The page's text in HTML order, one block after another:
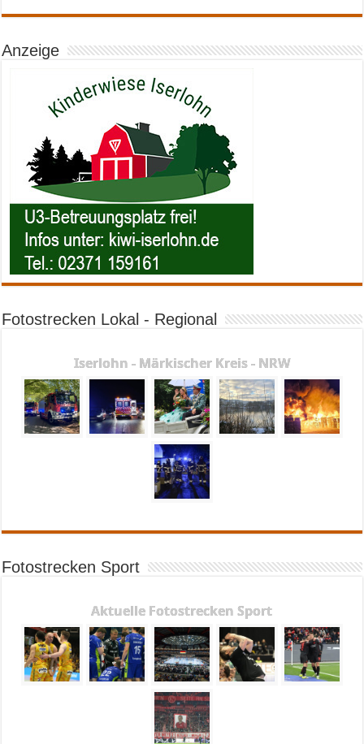
Anzeige
Fotostrecken Lokal - Regional
Iserlohn - Märkischer Kreis - NRW
Fotostrecken Sport
Aktuelle Fotostrecken Sport